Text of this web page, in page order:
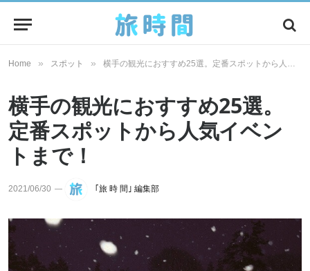
Home » スポット » 横手の観光におすすめ25選。定番スポットから人気イベントまで！
横手の観光におすすめ25選。
定番スポットから人気イベン
トまで！
2021/06/30 ｢旅 時 間｣ 編集部